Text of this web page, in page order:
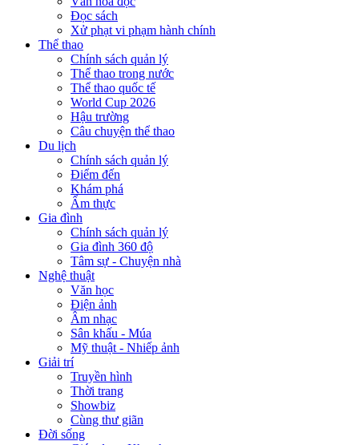
Đọc sách
Xử phạt vi phạm hành chính
Thể thao
Chính sách quản lý
Thể thao trong nước
Thể thao quốc tế
World Cup 2026
Hậu trường
Câu chuyện thể thao
Du lịch
Chính sách quản lý
Điểm đến
Khám phá
Ẩm thực
Gia đình
Chính sách quản lý
Gia đình 360 độ
Tâm sự - Chuyện nhà
Nghệ thuật
Văn học
Điện ảnh
Âm nhạc
Sân khấu - Múa
Mỹ thuật - Nhiếp ảnh
Giải trí
Truyền hình
Thời trang
Showbiz
Cùng thư giãn
Đời sống